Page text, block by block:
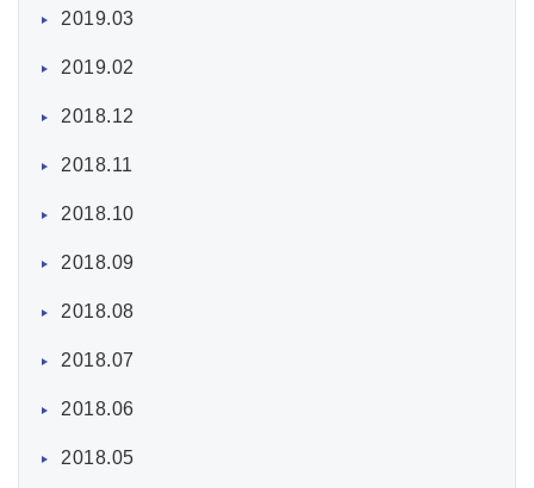
2019.03
2019.02
2018.12
2018.11
2018.10
2018.09
2018.08
2018.07
2018.06
2018.05